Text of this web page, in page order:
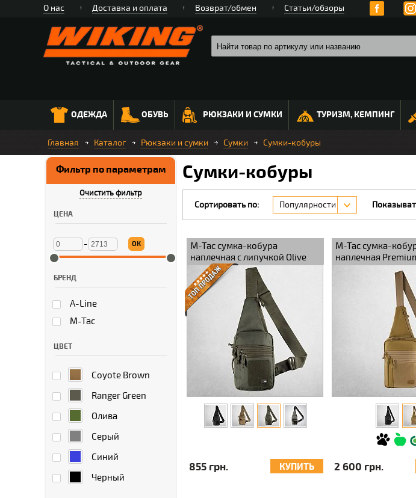
О нас Доставка и оплата Возврат/обмен Статьи/обзоры
ОДЕЖДА ОБУВЬ РЮКЗАКИ И СУМКИ ТУРИЗМ, КЕМПИНГ
Главная Каталог Рюкзаки и сумки Сумки Сумки-кобуры
Сумки-кобуры
Фильтр по параметрам
Очистить фильтр
ЦЕНА
- ОК
БРЕНД
A-Line
M-Tac
ЦВЕТ
Coyote Brown
Ranger Green
Олива
Серый
Синий
Черный
Сортировать по: Популярности
M-Tac сумка-кобура
наплечная с липучкой Olive
855 грн. КУПИТЬ
M-Tac сумка-
наплечная
липучкой Coyote
2 600 грн.